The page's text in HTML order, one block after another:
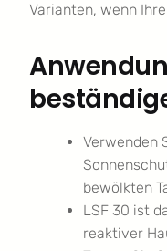
Varianten, wenn
Verwenden
bewölkten
LSF 30 ist
reaktiver